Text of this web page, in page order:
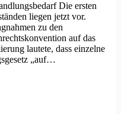
Die ersten
liegen jetzt vor.
zu den
auf das
lautete, dass einzelne
„auf…